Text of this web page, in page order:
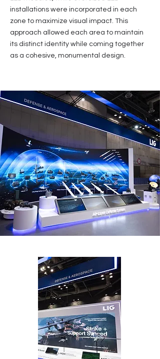
installations were incorporated in each
zone to maximize visual impact. This
approach allowed each area to maintain
its distinct identity while coming together
as a cohesive, monumental design.